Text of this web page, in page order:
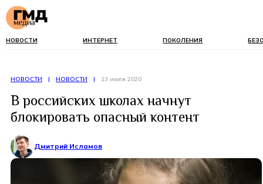
НОВОСТИ ИНТЕРНЕТ ПОКОЛЕНИЯ
НОВОСТИ | НОВОСТИ | 13 июля 2020
В российских школах начнут
блокировать опасный контент
Дмитрий Исламов